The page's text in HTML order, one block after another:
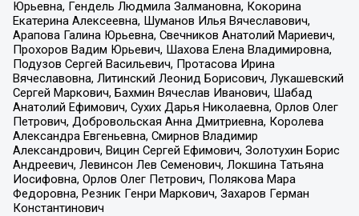
Юрьевна, Гендель Людмила Залмановна, Кокорина
Екатерина Алексеевна, Шуманов Илья Вячеславович,
Арапова Галина Юрьевна, Свечников Анатолий Мариевич,
Прохоров Вадим Юрьевич, Шахова Елена Владимировна,
Подузов Сергей Васильевич, Протасова Ирина
Вячеславовна, Литинский Леонид Борисович, Лукашевский
Сергей Маркович, Бахмин Вячеслав Иванович, Шабад
Анатолий Ефимович, Сухих Дарья Николаевна, Орлов Олег
Петрович, Добровольская Анна Дмитриевна, Королева
Александра Евгеньевна, Смирнов Владимир
Александрович, Вицин Сергей Ефимович, Золотухин Борис
Андреевич, Левинсон Лев Семенович, Локшина Татьяна
Иосифовна, Орлов Олег Петрович, Полякова Мара
Федоровна, Резник Генри Маркович, Захаров Герман
Константинович